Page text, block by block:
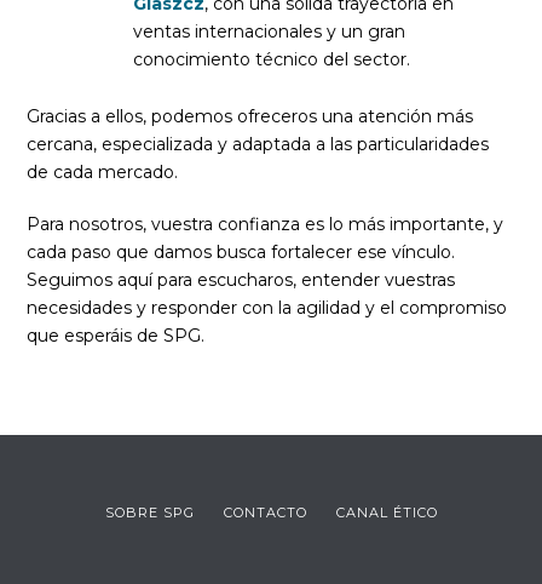
ventas internacionales y un gran
conocimiento técnico del sector.
Gracias a ellos, podemos ofreceros una atención más
cercana, especializada y adaptada a las particularidades
de cada mercado.
Para nosotros, vuestra confianza es lo más importante, y
cada paso que damos busca fortalecer ese vínculo.
Seguimos aquí para escucharos, entender vuestras
necesidades y responder con la agilidad y el compromiso
que esperáis de SPG.
SOBRE SPG CONTACTO CANAL ÉTICO